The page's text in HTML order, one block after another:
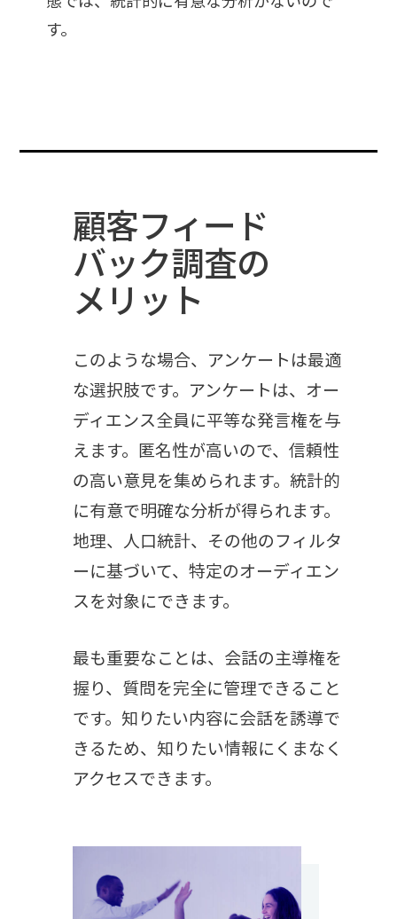
す。
顧客フィード
バック調査の
メリット
このような場合、アンケートは最適
な選択肢です。アンケートは、オー
ディエンス全員に平等な発言権を与
えます。匿名性が高いので、信頼性
の高い意見を集められます。統計的
に有意で明確な分析が得られます。
地理、人口統計、その他のフィルタ
ーに基づいて、特定のオーディエン
スを対象にできます。
最も重要なことは、会話の主導権を
握り、質問を完全に管理できること
です。知りたい内容に会話を誘導で
きるため、知りたい情報にくまなく
アクセスできます。